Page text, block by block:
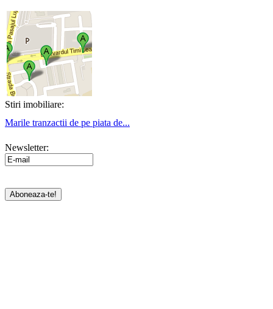
Stiri imobiliare:
Marile tranzactii de pe piata de...
Newsletter: